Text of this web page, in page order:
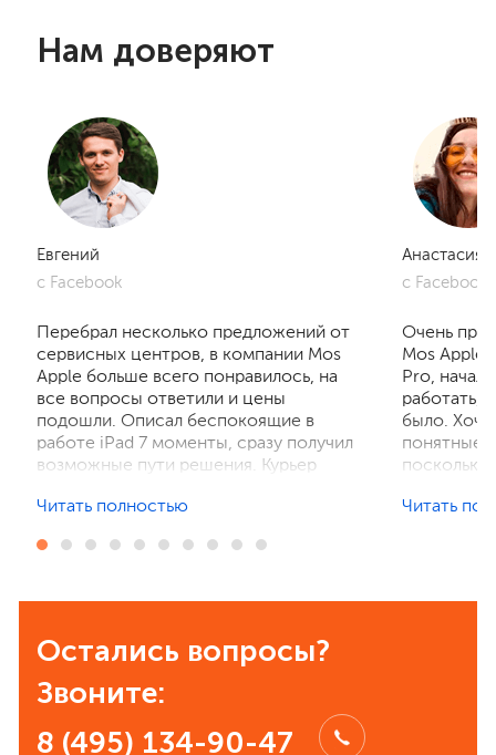
Нам доверяют
Евгений
с Facebook
Перебрал несколько предложений от
сервисных центров, в компании Mos
Apple больше всего понравилось, на
все вопросы ответили и цены
подошли. Описал беспокоящие в
работе iPad 7 моменты, сразу получил
возможные пути решения. Курьер
отзвонились по итогам осмотра,
порадовал, без лишнего ожидания и
рекомендовать всем знакомым.
Читать полностью
Анастасия
с Facebook
Очень
Mos
Pro, начал
работать,
было. Хочу
понятные
поскольку
Читать
Остались вопросы?
Звоните:
8 (495) 134-90-47